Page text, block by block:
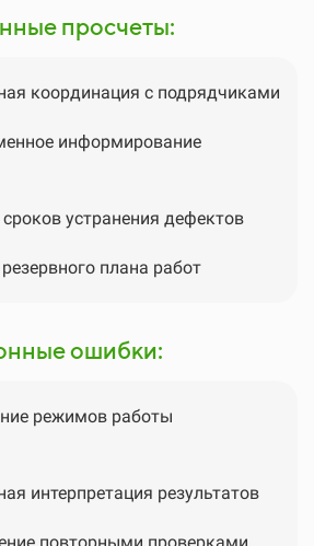
просчеты:
координация с подрядчиками
информирование
устранения дефектов
резервного плана работ
ошибки:
режимов работы
интерпретация результатов